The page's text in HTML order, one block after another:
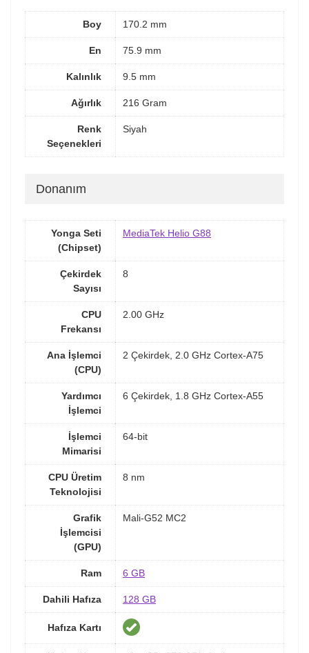
Boy 170.2 mm
En 75.9 mm
Kalınlık 9.5 mm
Ağırlık 216 Gram
Renk
Seçenekleri
Siyah
Donanım
Yonga Seti
(Chipset)
MediaTek Helio G88
Çekirdek
Sayısı
8
CPU
Frekansı
2.00 GHz
Ana İşlemci
(CPU)
2 Çekirdek, 2.0 GHz Cortex-A75
Yardımcı
İşlemci
6 Çekirdek, 1.8 GHz Cortex-A55
İşlemci
Mimarisi
64-bit
CPU Üretim
Teknolojisi
8 nm
Grafik
İşlemcisi
(GPU)
Mali-G52 MC2
Ram 6 GB
Dahili Hafıza 128 GB
Hafıza Kartı